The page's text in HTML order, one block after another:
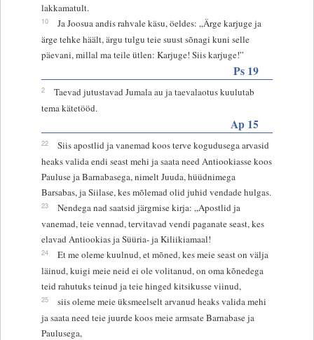
lakkamatult.
10
Ja Joosua andis rahvale käsu, öeldes: „Ärge karjuge ja
ärge tehke häält, ärgu tulgu teie suust sõnagi kuni selle
päevani, millal ma teile ütlen: Karjuge! Siis karjuge!”
Ps 19
2
Taevad jutustavad Jumala au ja taevalaotus kuulutab
tema kätetööd.
Ap 15
22
Siis apostlid ja vanemad koos terve kogudusega arvasid
heaks valida endi seast mehi ja saata need Antiookiasse koos
Pauluse ja Barnabasega, nimelt Juuda, hüüdnimega
Barsabas, ja Siilase, kes mõlemad olid juhid vendade hulgas.
23
Nendega nad saatsid järgmise kirja: „Apostlid ja
vanemad, teie vennad, tervitavad vendi paganate seast, kes
elavad Antiookias ja Süüria- ja Kiliikiamaal!
24
Et me oleme kuulnud, et mõned, kes meie seast on välja
läinud, kuigi meie neid ei ole volitanud, on oma kõnedega
teid rahutuks teinud ja teie hinged kitsikusse viinud,
25
siis oleme meie üksmeelselt arvanud heaks valida mehi
ja saata need teie juurde koos meie armsate Barnabase ja
Paulusega,